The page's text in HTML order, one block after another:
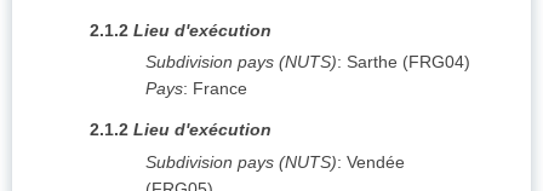
2.1.2 Lieu d'exécution
Subdivision pays (NUTS): Sarthe (FRG04)
Pays: France
2.1.2 Lieu d'exécution
Subdivision pays (NUTS): Vendée